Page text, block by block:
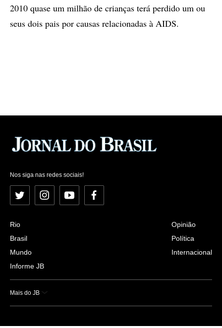
2010 quase um milhão de crianças terá perdido um ou
seus dois pais por causas relacionadas à AIDS.
Nos siga nas redes sociais!
Twitter InstagramYouTubeFacebook
Rio
Brasil
Mundo
Informe JB
Opinião
Política
Internacional
Mais do JB
Esportes